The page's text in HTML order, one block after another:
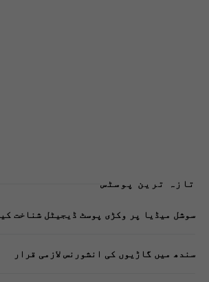
تازہ ترین پوسٹس
سوشل میڈیا پر وکڑی پوسٹ ڈیجیٹل شناخت
سندھ میں گاڑیوں کی انشورنس لازمی قرار